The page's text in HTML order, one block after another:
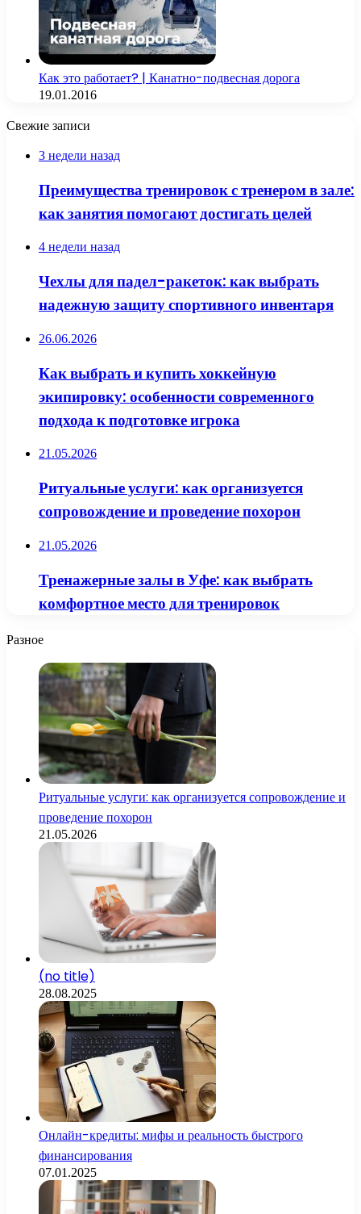
Как это работает? | Канатно-подвесная дорога
19.01.2016
Свежие записи
3 недели назад
Преимущества тренировок с тренером в зале:
как занятия помогают достигать целей
4 недели назад
Чехлы для падел-ракеток: как выбрать
надежную защиту спортивного инвентаря
26.06.2026
Как выбрать и купить хоккейную
экипировку: особенности современного
подхода к подготовке игрока
21.05.2026
Ритуальные услуги: как организуется
сопровождение и проведение похорон
21.05.2026
Тренажерные залы в Уфе: как выбрать
комфортное место для тренировок
Разное
Ритуальные услуги: как организуется сопровождение и
проведение похорон
21.05.2026
(no title)
28.08.2025
Онлайн-кредиты: мифы и реальность быстрого
финансирования
07.01.2025